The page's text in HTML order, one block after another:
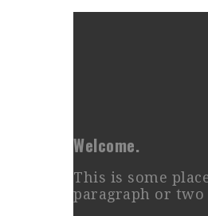
Welcome.
This is some
paragraph or